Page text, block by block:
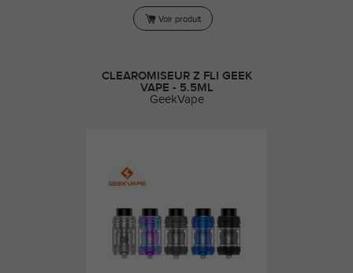
Voir produit
CLEAROMISEUR Z FLI GEEK
VAPE - 5.5ML
GeekVape